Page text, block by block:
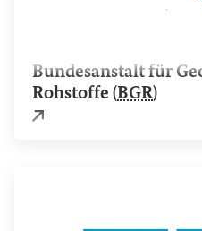
Bundesanstalt für
Rohstoffe (BGR)